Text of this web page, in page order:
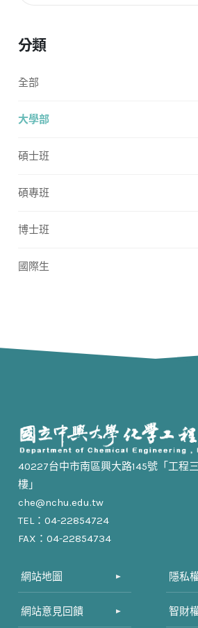
分類
全部
大學部
碩士班
碩專班
博士班
國際生
40227台中市南區興大路145號「工程
樓」
che@nchu.edu.tw
TEL：04-22854724
FAX：04-22854734
網站地圖
網站意見回饋
隱私
智財